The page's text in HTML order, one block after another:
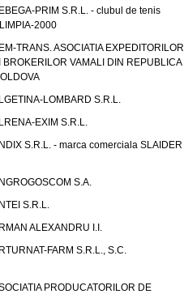
PRIM S.R.L. - clubul de tenis
2000
TRANS. ASOCIATIA EXPEDITORILOR
BROKERILOR VAMALI DIN REPUBLICA
LOMBARD S.R.L.
EXIM S.R.L.
S.R.L. - marca comerciala SLAIDER
S.A.
S.R.L.
ALEXANDRU I.I.
FARM S.R.L., S.C.
PRODUCATORILOR DE